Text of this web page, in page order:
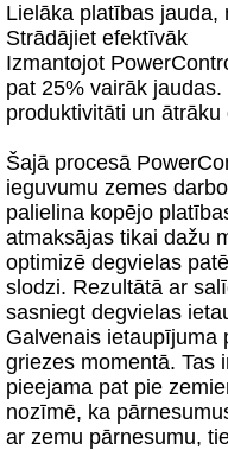
Lielāka platības jauda,
Strādājiet efektīvāk
Izmantojot
pat 25% vairāk
produktivitāti un ātrāku
Šajā procesā
ieguvumu zemes
palielina kopējo
atmaksājas tikai dažu
optimizē degvielas
slodzi. Rezultātā ar
sasniegt degvielas
Galvenais ietaupījuma
griezes momentā. Tas
pieejama pat pie
nozīmē, ka
ar zemu pārnesumu,